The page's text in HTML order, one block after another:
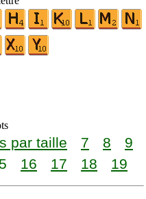
par taille 7 8
9
16 17 18 19